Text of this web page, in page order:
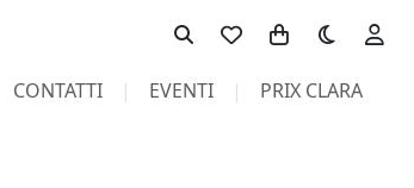
Toggle theme
CONTATTI EVENTI PRIX CLARA